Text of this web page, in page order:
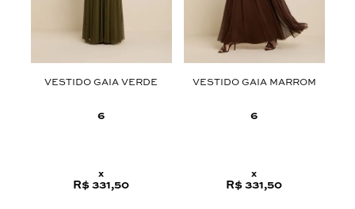
VESTIDO GAIA VERDE
6
x
R$ 331,50
VESTIDO GAIA MARROM
6
x
R$ 331,50